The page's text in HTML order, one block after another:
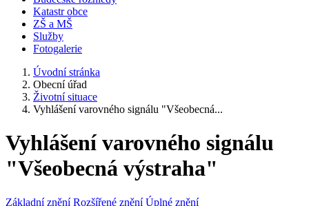
Katastr obce
ZŠ a MŠ
Služby
Fotogalerie
Úvodní stránka
Obecní úřad
Životní situace
Vyhlášení varovného signálu "Všeobecná...
Vyhlášení varovného signálu
"Všeobecná výstraha"
Základní znění Rozšířené znění Úplné znění